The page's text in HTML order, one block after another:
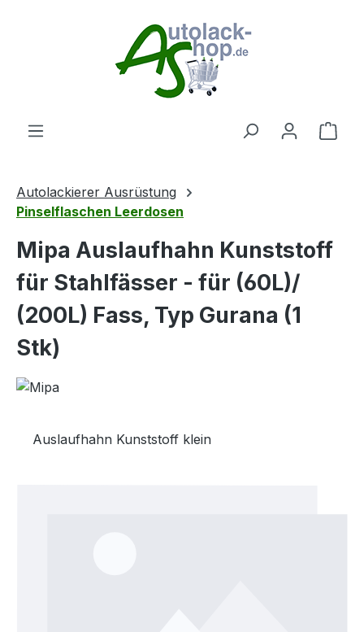
Autolackierer Ausrüstung
Pinselflaschen Leerdosen
Mipa Auslaufhahn Kunststoff
für Stahlfässer - für (60L)/
(200L) Fass, Typ Gurana (1
Stk)
Auslaufhahn Kunststoff klein